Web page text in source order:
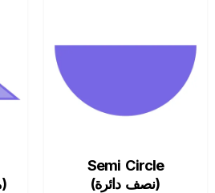
(مثلث مختلف الأضلاع)
Semi Circle
(نصف دائرة)